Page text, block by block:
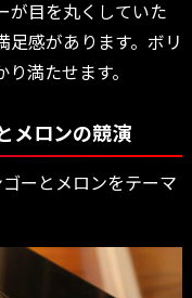
が目を丸くしていた
足感があります。ボリ
満たせます。
メロンの競演
ーとメロンをテーマ